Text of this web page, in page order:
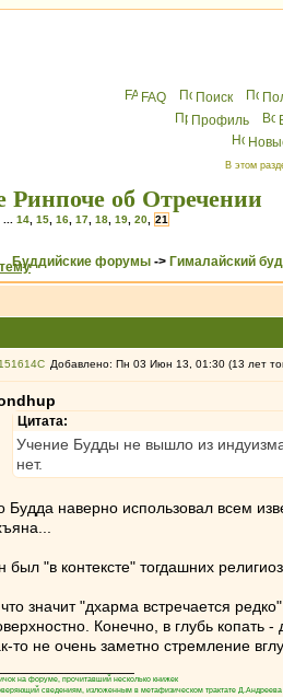
FAQ Поиск
Профиль
В этом
Ринпоче об Отречении
14 15 16 17 18 19 20 21
Буддийские форумы -> Гималайский
151614 Добавлено: Пн 03 Июн 13, 01:30 (13 лет
Цитата:
Учение Будды не вышло из
нет.
Будда наверно использовал всем
был "в контексте" тогдашних
значит "дхарма встречается
Конечно, в глубь копать
то не очень заметно стремление
на форуме, прочитавший несколько книжек
сведениям, изложенным в метафизическом трактате